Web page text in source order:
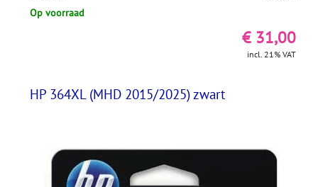
Op voorraad
€ 31,00
incl. 21% VAT
HP 364XL (MHD 2015/2025) zwart